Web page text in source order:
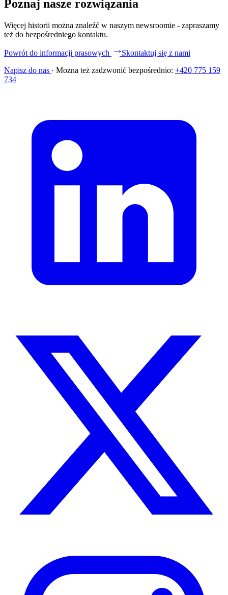
Poznaj nasze rozwiązania
Więcej historii można znaleźć w naszym newsroomie - zapraszamy
też do bezpośredniego kontaktu.
Powrót do informacji prasowych
Skontaktuj się z nami
Napisz do nas · Można też zadzwonić bezpośrednio: +420 775 159
734